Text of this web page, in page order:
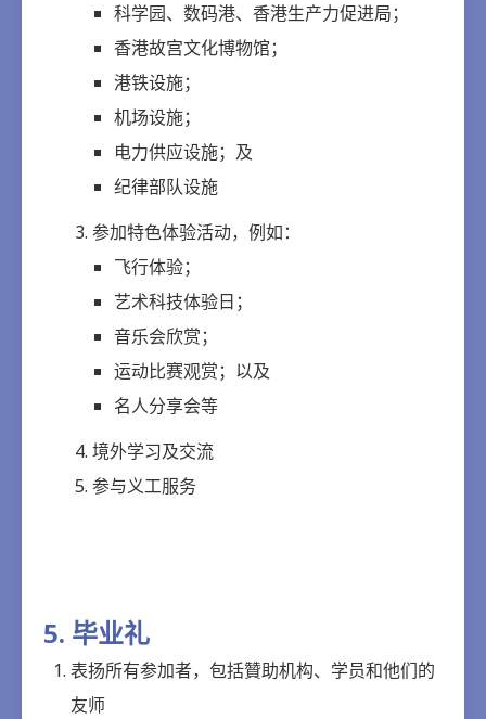
科学园、数码港、香港生产力促进局；
香港故宫文化博物馆；
港铁设施；
机场设施；
电力供应设施；及
纪律部队设施
参加特色体验活动，例如：
飞行体验；
艺术科技体验日；
音乐会欣赏；
运动比赛观赏；以及
名人分享会等
境外学习及交流
参与义工服务
5. 毕业礼
表扬所有参加者，包括贊助机构、学员和他们的
友师